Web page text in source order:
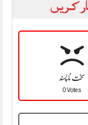
کریں
سخت نا پسند
0 Votes